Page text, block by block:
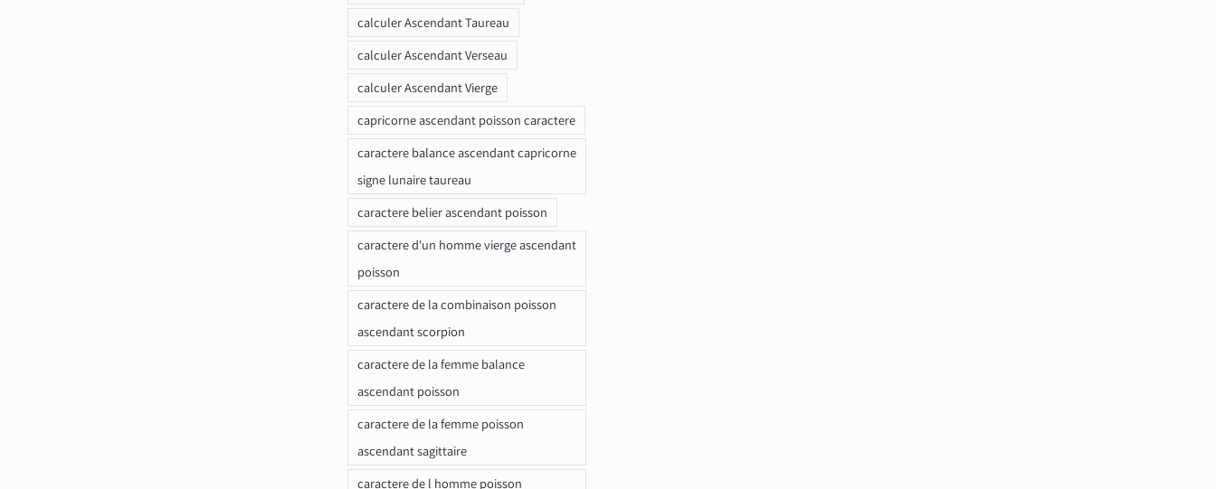
calculer Ascendant Taureau
calculer Ascendant Verseau
calculer Ascendant Vierge
capricorne ascendant poisson caractere
caractere balance ascendant capricorne
signe lunaire taureau
caractere belier ascendant poisson
caractere d'un homme vierge ascendant
poisson
caractere de la combinaison poisson
ascendant scorpion
caractere de la femme balance
ascendant poisson
caractere de la femme poisson
ascendant sagittaire
caractere de l homme poisson